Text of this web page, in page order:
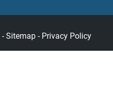
-Sitemap - Privacy Policy